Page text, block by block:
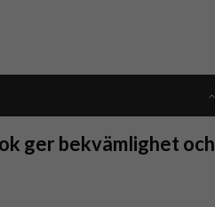
ger bekvämlighet och